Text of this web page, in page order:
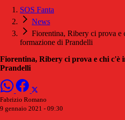
SOS Fanta
News
Fiorentina, Ribery ci prova e
formazione di Prandelli
Fiorentina, Ribery ci prova e chi c'è
Prandelli
Fabrizio Romano
9 gennaio 2021 - 09:30